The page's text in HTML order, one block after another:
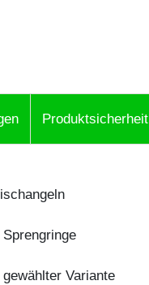
Produktsicherheit
Variante